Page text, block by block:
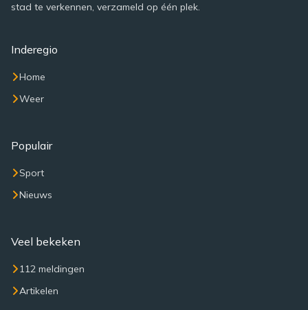
stad te verkennen, verzameld op één plek.
Inderegio
Home
Weer
Populair
Sport
Nieuws
Veel bekeken
112 meldingen
Artikelen